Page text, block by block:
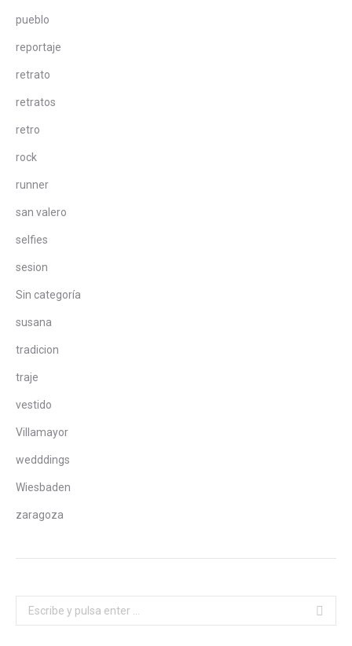
pueblo
reportaje
retrato
retratos
retro
rock
runner
san valero
selfies
sesion
Sin categoría
susana
tradicion
traje
vestido
Villamayor
wedddings
Wiesbaden
zaragoza
Buscar: